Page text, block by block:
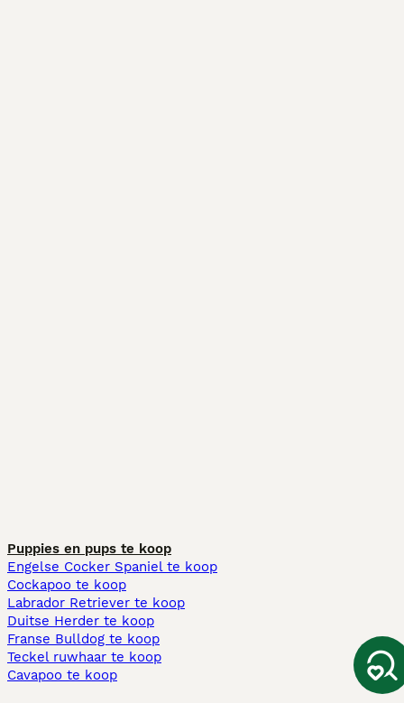
Puppies en pups te koop
Engelse Cocker Spaniel te koop
Cockapoo te koop
Labrador Retriever te koop
Duitse Herder te koop
Franse Bulldog te koop
Teckel ruwhaar te koop
Cavapoo te koop